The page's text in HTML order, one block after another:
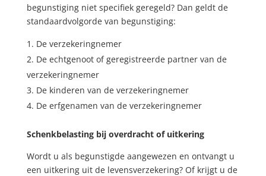
begunstiging niet specifiek geregeld? Dan geldt de
standaardvolgorde van begunstiging:
De verzekeringnemer
De echtgenoot of geregistreerde partner van de
verzekeringnemer
De kinderen van de verzekeringnemer
De erfgenamen van de verzekeringnemer
Schenkbelasting bij overdracht of uitkering
Wordt u als begunstigde aangewezen en ontvangt u
een uitkering uit de levensverzekering? Of krijgt u de